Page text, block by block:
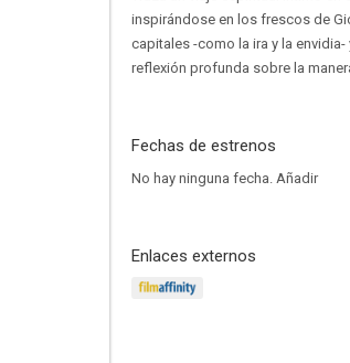
inspirándose en los frescos de
capitales -como la ira y la
reflexión profunda sobre la
Fechas de estrenos
No hay ninguna fecha. Añadir
Enlaces externos